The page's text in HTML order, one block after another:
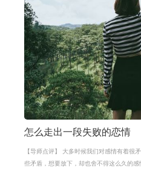
怎么走出一段失败的恋情
【导师点评】 大多时候我们对感情有着很
些矛盾，想要放下，却也舍不得这么久的